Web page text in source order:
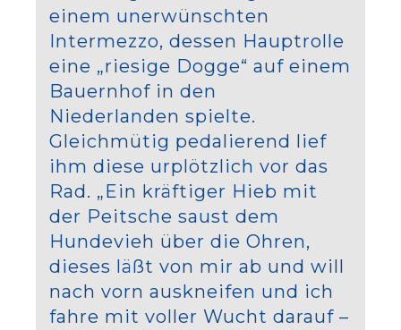
einem unerwünschten
Intermezzo, dessen Hauptrolle
eine „riesige Dogge“ auf einem
Bauernhof in den
Niederlanden spielte.
Gleichmütig pedalierend lief
ihm diese urplötzlich vor das
Rad. „Ein kräftiger Hieb mit
der Peitsche saust dem
Hundevieh über die Ohren,
dieses läßt von mir ab und will
nach vorn auskneifen und ich
fahre mit voller Wucht darauf –